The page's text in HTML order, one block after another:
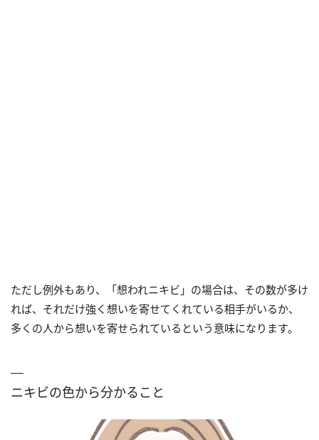
ただし例外もあり、「想われニキビ」の場合は、その数が多け
れば、それだけ強く想いを寄せてくれている相手がいるか、
多くの人から想いを寄せられているという意味になります。
ニキビの色から分かること